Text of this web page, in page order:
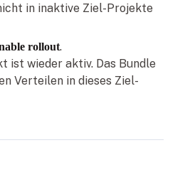
in inaktive Ziel-Projekte
rollout.
ist wieder aktiv. Das Bundle
Verteilen in dieses Ziel-